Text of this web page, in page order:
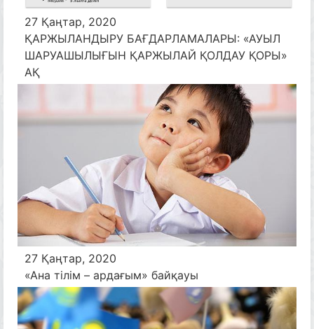
27 Қаңтар, 2020
ҚАРЖЫЛАНДЫРУ БАҒДАРЛАМАЛАРЫ: «АУЫЛ
ШАРУАШЫЛЫҒЫН ҚАРЖЫЛАЙ ҚОЛДАУ ҚОРЫ»
АҚ
27 Қаңтар, 2020
«Ана тілім – ардағым» байқауы